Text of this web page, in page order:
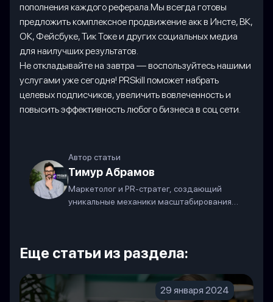
пополнения каждого реферала.Мы всегда готовы
предложить комплексное продвижение акк в Инсте, ВК,
ОК, Фейсбуке, Тик Токе и других социальных медиа
для наилучших результатов.
Не откладывайте на завтра — воспользуйтесь нашими
услугами уже сегодня! PRSkill поможет набрать
целевых подписчиков, увеличить вовлеченность и
повысить эффективность любого бизнеса в соц сети.
Автор статьи
Тимур Абрамов
Маркетолог и PR-стратег, создающий
уникальные механики масштабирования
Еще статьи из раздела:
29 января 2024